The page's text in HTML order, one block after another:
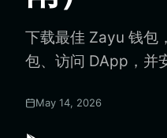
Português (Brasil)
Español (Argentina)
下载最佳 Zayu 钱包
包、访问 DApp，并
May 14, 2026